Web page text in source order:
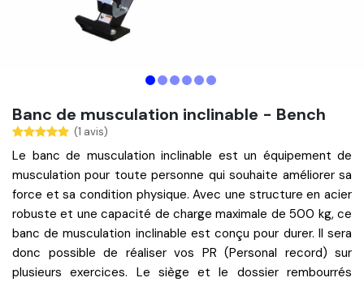
Banc de musculation inclinable - Bench
(1 avis)
Le banc de musculation inclinable est un équipement de
musculation pour toute personne qui souhaite améliorer sa
force et sa condition physique. Avec une structure en acier
robuste et une capacité de charge maximale de 500 kg, ce
banc de musculation inclinable est conçu pour durer. Il sera
donc possible de réaliser vos PR (Personal record) sur
plusieurs exercices. Le siège et le dossier rembourrés